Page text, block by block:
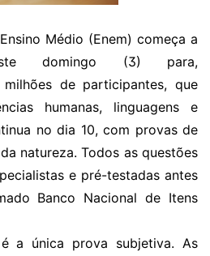
Médio (Enem) começa a
domingo (3) para,
milhões de participantes, que
humanas, linguagens e
no dia 10, com provas de
natureza. Todos as questões
e pré-testadas antes
Banco Nacional de Itens
a única prova subjetiva. As